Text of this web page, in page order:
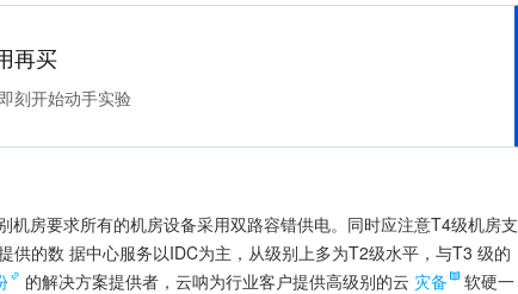
再买
刻开始动手实验
机房要求所有的机房设备采用双路容错供电。同时应注意T4级机房支
供的数 据中心服务以IDC为主，从级别上多为T2级水平，与T3 级的
的解决方案提供者，云呐为行业客户提供高级别的云 灾备
软硬一